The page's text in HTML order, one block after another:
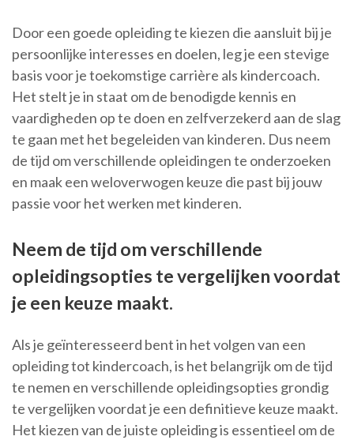
Door een goede opleiding te kiezen die aansluit bij je
persoonlijke interesses en doelen, leg je een stevige
basis voor je toekomstige carrière als kindercoach.
Het stelt je in staat om de benodigde kennis en
vaardigheden op te doen en zelfverzekerd aan de slag
te gaan met het begeleiden van kinderen. Dus neem
de tijd om verschillende opleidingen te onderzoeken
en maak een weloverwogen keuze die past bij jouw
passie voor het werken met kinderen.
Neem de tijd om verschillende
opleidingsopties te vergelijken voordat
je een keuze maakt.
Als je geïnteresseerd bent in het volgen van een
opleiding tot kindercoach, is het belangrijk om de tijd
te nemen en verschillende opleidingsopties grondig
te vergelijken voordat je een definitieve keuze maakt.
Het kiezen van de juiste opleiding is essentieel om de